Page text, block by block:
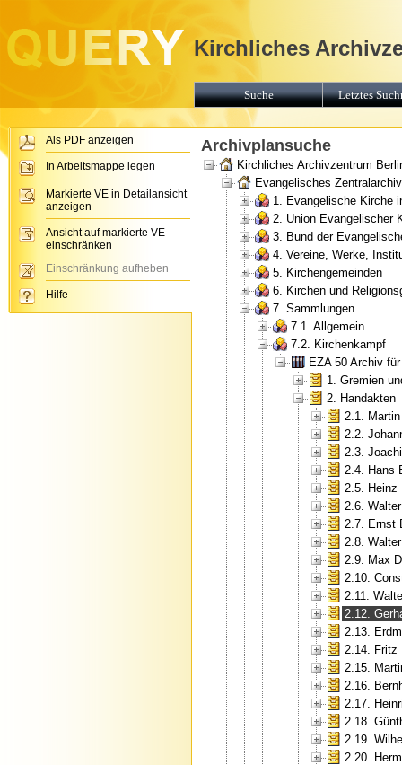
Archivplansuche
Kirchliches Archivzentrum
Evangelisches
1. Evangelische Kirche
2. Union Evangelischer
3. Bund der
4. Vereine, Werke,
5. Kirchengemeinden
6. Kirchen und
7. Sammlungen
7.1. Allgemein
7.2. Kirchenkampf
EZA 50 Archiv
1. Gremien
2. Handakten
2.1.
2.2.
2.3.
2.4. Hans
2.5. Heinz
2.6.
2.7. Ernst
2.8.
2.9. Max
2.10.
2.11.
2.12.
2.13.
2.14. Fritz
2.15.
2.16.
2.17.
2.18.
2.19.
2.20.
Kirchliches
Suche Letztes
Als PDF anzeigen
In Arbeitsmappe legen
Markierte VE in Detailansicht
anzeigen
Ansicht auf markierte VE
einschränken
Einschränkung aufheben
Hilfe